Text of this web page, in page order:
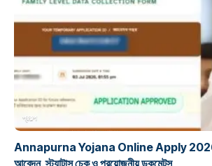
প্রকল্প
Annapurna Yojana Online Apply 2026: